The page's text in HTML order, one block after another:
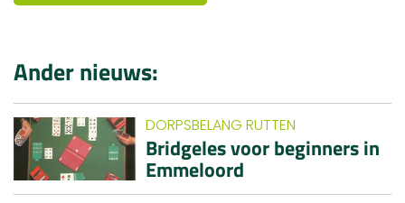
Ander nieuws:
DORPSBELANG RUTTEN
Bridgeles voor beginners in
Emmeloord